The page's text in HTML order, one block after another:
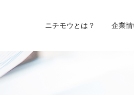
ニチモウとは？ 企業情